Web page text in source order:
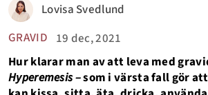
GRAVID 19 dec, 2021
Lovisa Svedlund
Hur klarar man av att leva med
Hyperemesis –som i värsta fall gör